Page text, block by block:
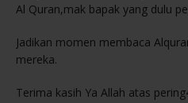
Al Quran,mak bapak yang dulu
Jadikan momen membaca
mereka.
Terima kasih Ya Allah atas